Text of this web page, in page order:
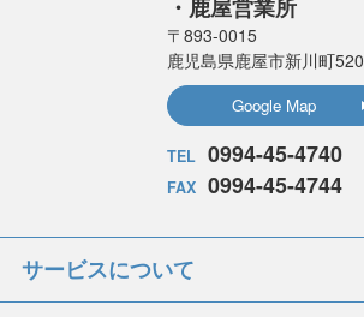
・鹿屋営業所
〒893-0015
鹿児島県鹿屋市新川町520
Google Map
TEL 0994-45-4740
FAX 0994-45-4744
サービスについて